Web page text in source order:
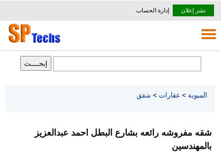
نشر إعلان إدارة الحساب
المبوبة > عقارات > شقق
شقه مفروشه رائعه بشارع البطل احمد عبدالعزيز
بالمهندسين